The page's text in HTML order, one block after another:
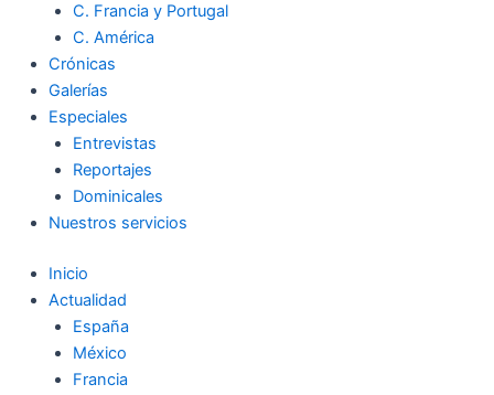
C. Francia y Portugal
C. América
Crónicas
Galerías
Especiales
Entrevistas
Reportajes
Dominicales
Nuestros servicios
Inicio
Actualidad
España
México
Francia